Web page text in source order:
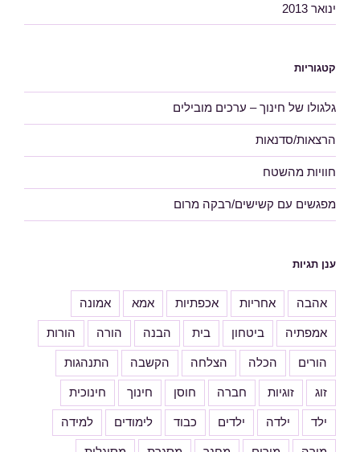
ינואר 2013
קטגוריות
גלגולו של חינוך – ערכים מובילים
הרצאות/סדנאות
חוויות מהשטח
מפגשים עם קשישים/רבקה מרום
ענן תגיות
אהבה אחריות אכפתיות אמא אמונה
אמפתיה ביטחון בית הבנה הורה הורות
הורים הכלה הצלחה הקשבה התנהגות
זוג זוגיות חברה חוסן חינוך חינוכית
ילד ילדה ילדים כבוד לימודים למידה